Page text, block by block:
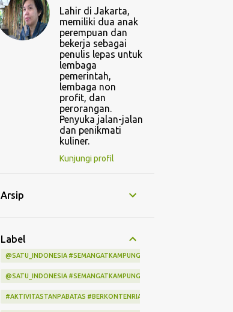
Lahir di Jakarta,
memiliki dua anak
perempuan dan
bekerja sebagai
penulis lepas untuk
lembaga
pemerintah,
lembaga non
profit, dan
perorangan.
Penyuka jalan-jalan
dan penikmati
kuliner.
Kunjungi profil
Arsip
Label
@SATU_INDONESIA #SEMANGATKAMPUNGINDONESIA
@SATU_INDONESIA #SEMANGATKAMPUNGINDONESIA
#AKTIVITASTANPABATAS #BERKONTENRIABERSAMAINDIHOME